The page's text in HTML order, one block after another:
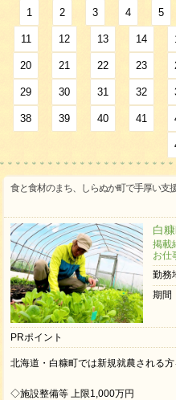
1 2 3 4 5
11 12 13 14
20 21 22 23
29 30 31 32
38 39 40 41
食と食材のまち、しらぬか町で手厚い支
白
掲載
お仕
勤務
期間
PRポイント
北海道・白糠町では新規就農される方
◇施設整備等 上限1,000万円